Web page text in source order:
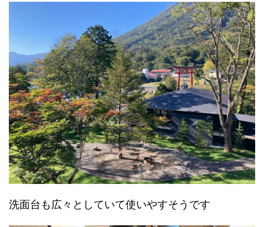
洗面台も広々としていて使いやすそうです